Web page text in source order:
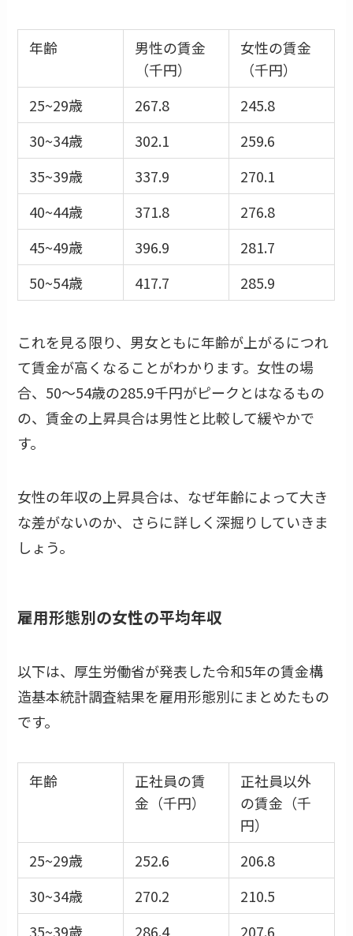
年齢
男性の賃金
（千円）
女性の賃金
（千円）
25~29歳
267.8
245.8
30~34歳
302.1
259.6
35~39歳
337.9
270.1
40~44歳
371.8
276.8
45~49歳
396.9
281.7
50~54歳
417.7 285.9
これを見る限り、男女ともに年齢が上がるにつれ
て賃金が高くなることがわかります。女性の場
合、50～54歳の285.9千円がピークとはなるもの
の、賃金の上昇具合は男性と比較して緩やかで
す。
女性の年収の上昇具合は、なぜ年齢によって大き
な差がないのか、さらに詳しく深掘りしていきま
しょう。
雇用形態別の女性の平均年収
以下は、厚生労働省が発表した令和5年の賃金構
造基本統計調査結果を雇用形態別にまとめたもの
です。
年齢
正社員の賃
金（千円）
正社員以外
の賃金（千
円）
25~29歳
252.6
206.8
30~34歳
270.2
210.5
35~39歳
286.4 207.6